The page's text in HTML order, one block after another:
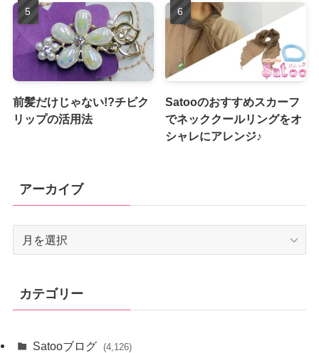
前髪だけじゃない!?チビク
リップの活用法
Satooのおすすめスカーフ
でネッククールリングをオ
シャレにアレンジ♪
アーカイブ
ブ
カテゴリー
Satooブログ (4,126)